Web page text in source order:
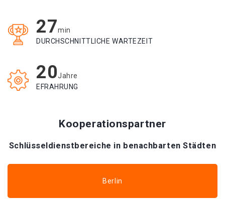
27min
DURCHSCHNITTLICHE WARTEZEIT
20Jahre
EFRAHRUNG
Kooperationspartner
Schlüsseldienstbereiche in benachbarten Städten
Berlin